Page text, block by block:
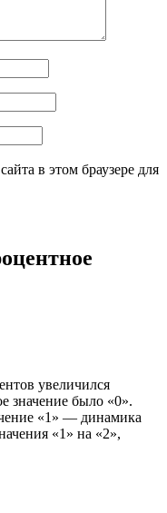
в этом браузере для
увеличился
значение было «0».
«1» — динамика
«1» на «2»,